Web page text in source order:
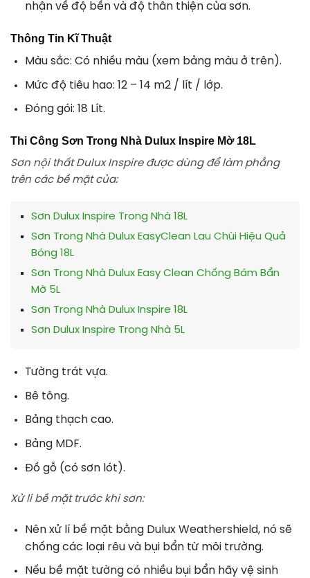
nhận về độ bền và độ thân thiện của sơn.
Thông Tin Kĩ Thuật
Màu sắc: Có nhiều màu (xem bảng màu ở trên).
Mức độ tiêu hao: 12 – 14 m2 / lít / lớp.
Đóng gói: 18 Lít.
Thi Công Sơn Trong Nhà Dulux Inspire Mờ 18L
Sơn nội thất Dulux Inspire được dùng để làm phẳng
trên các bề mặt của:
Sơn Dulux Inspire Trong Nhà 18L
Sơn Trong Nhà Dulux EasyClean Lau Chùi Hiệu Quả
Bóng 18L
Sơn Trong Nhà Dulux Easy Clean Chống Bám Bẩn
Mờ 5L
Sơn Trong Nhà Dulux Inspire 18L
Sơn Dulux Inspire Trong Nhà 5L
Tường trát vựa.
Bê tông.
Bảng thạch cao.
Bảng MDF.
Đồ gỗ (có sơn lót).
Xử lí bề mặt trước khi sơn:
Nên xử lí bề mặt bằng Dulux Weathershield, nó sẽ
chống các loại rêu và bụi bẩn từ môi trường.
Nếu bề mặt tường có nhiều bụi bẩn hãy vệ sinh